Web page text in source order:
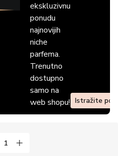
ekskluzivnu
ponudu
najnovijih
niche
parfema.
Trenutno
dostupno
samo na
web shopu! Istražite